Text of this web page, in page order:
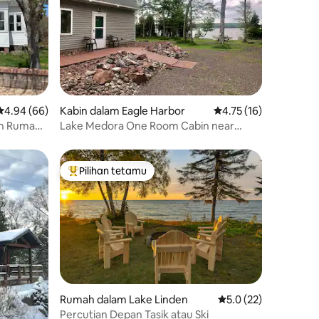
purata 4.94 daripada 5, 66 ulasan
4.94 (66)
Rumah
Kabin dalam Eagle Harbor Penarafan purata
4.75 (16)
Lake Medora One Room Cabin near
Pilihan utama tetamu
Pilihan tetamu
Rumah dalam Lake Linden Penarafan purata
5.0 (22)
Percutian Depan Tasik atau Ski